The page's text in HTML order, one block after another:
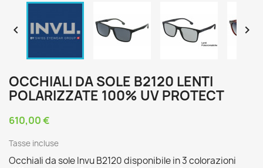
 
OCCHIALI DA SOLE B2120 LENTI
POLARIZZATE 100% UV PROTECT
610,00 €
Tasse incluse
Occhiali da sole Invu B2120 disponibile in 3 colorazioni